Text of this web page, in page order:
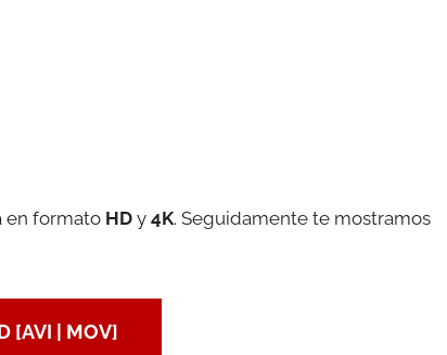
en formato HD y 4K. Seguidamente te mostramos
[AVI | MOV]